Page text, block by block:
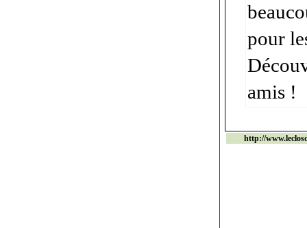
pour
amis !
http://